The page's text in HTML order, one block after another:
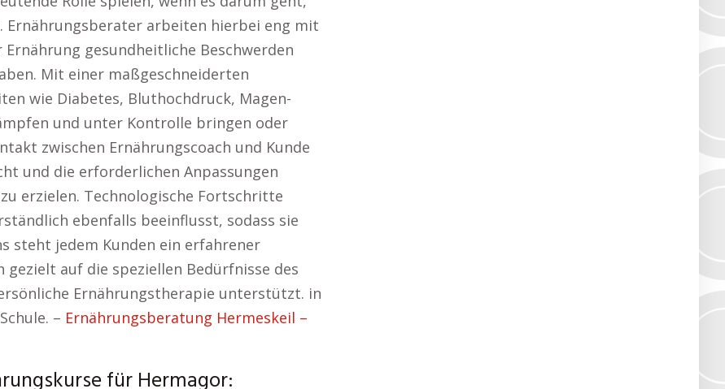
Ernährungsberater arbeiten hierbei eng mit
gesundheitliche Beschwerden
Mit einer maßgeschneiderten
wie Diabetes, Bluthochdruck, Magen-
und unter Kontrolle bringen oder
zwischen Ernährungscoach und Kunde
und die erforderlichen Anpassungen
erzielen. Technologische Fortschritte
ebenfalls beeinflusst, sodass sie
steht jedem Kunden ein erfahrener
auf die speziellen Bedürfnisse des
Ernährungstherapie unterstützt. in
– Ernährungsberatung Hermeskeil –
für Hermagor: